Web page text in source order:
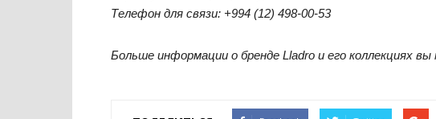
Телефон для связи: +994 (12) 498-00-53
Больше информации о бренде Lladro и его коллекциях